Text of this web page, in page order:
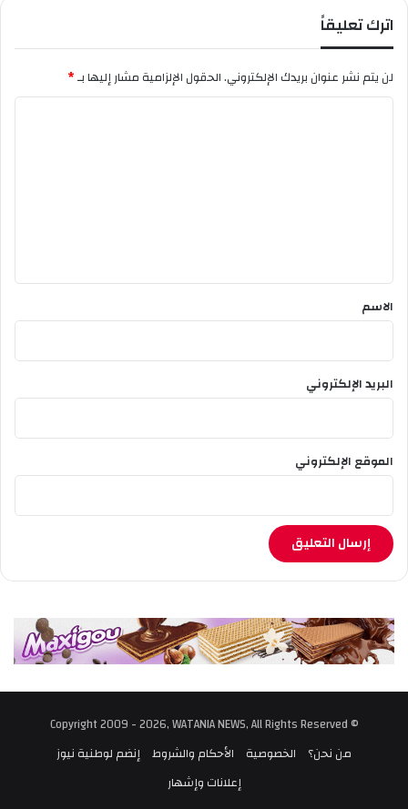
ه
اترك تعليقاً
لن يتم نشر عنوان بريدك الإلكتروني.الحقول الإلزامية مشار إليها بـ*
*
الاسم
البريد الإلكتروني
الموقع الإلكتروني
© Copyright 2009 - 2026, WATANIA NEWS, All Rights Reserved
من نحن؟
الخصوصية الأحكام والشروط إنضم لوطنية نيوز
إعلانات وإشهار